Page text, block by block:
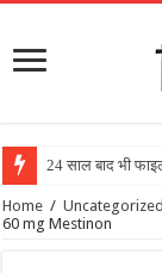
24 साल बाद भी
Home / Uncategorized
60 mg Mestinon